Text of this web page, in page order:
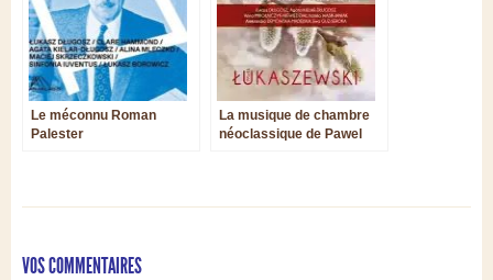
Le méconnu Roman
Palester
La musique de chambre
néoclassique de Pawel
VOS COMMENTAIRES